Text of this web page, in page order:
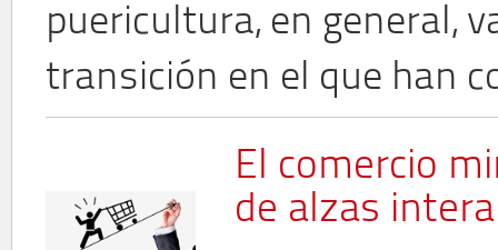
puericultura, en general,
transición en el que han
El comercio
de alzas